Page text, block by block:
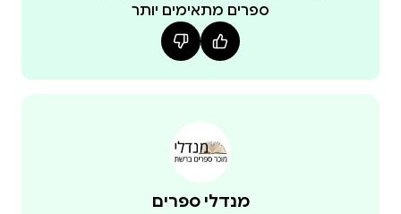
ספרים מתאימים יותר
מנדלי ספרים